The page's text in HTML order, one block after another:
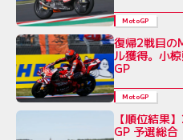
MotoGP
復帰2戦目の
ル獲得。小
GP
MotoGP
【順位結果
GP 予選総合